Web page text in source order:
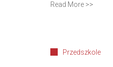
Read More >>
Przedszkole